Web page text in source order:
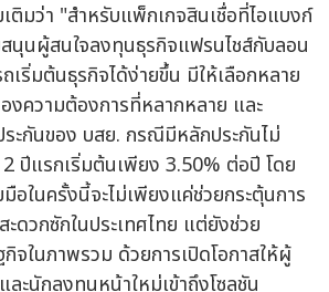
ติมว่า "สำหรับแพ็กเกจสินเชื่อที่ไอแบงก์
นุนผู้สนใจลงทุนธุรกิจแฟรนไชส์กับลอน
เริ่มต้นธุรกิจได้ง่ายขึ้น มีให้เลือกหลาย
งความต้องการที่หลากหลาย และ
ระกันของ บสย. กรณีมีหลักประกันไม่
ปีแรกเริ่มต้นเพียง 3.50% ต่อปี โดย
มือในครั้งนี้จะไม่เพียงแค่ช่วยกระตุ้นการ
ะดวกซักในประเทศไทย แต่ยังช่วย
จในภาพรวม ด้วยการเปิดโอกาสให้ผู้
ละนักลงทุนหน้าใหม่เข้าถึงโซลูชัน